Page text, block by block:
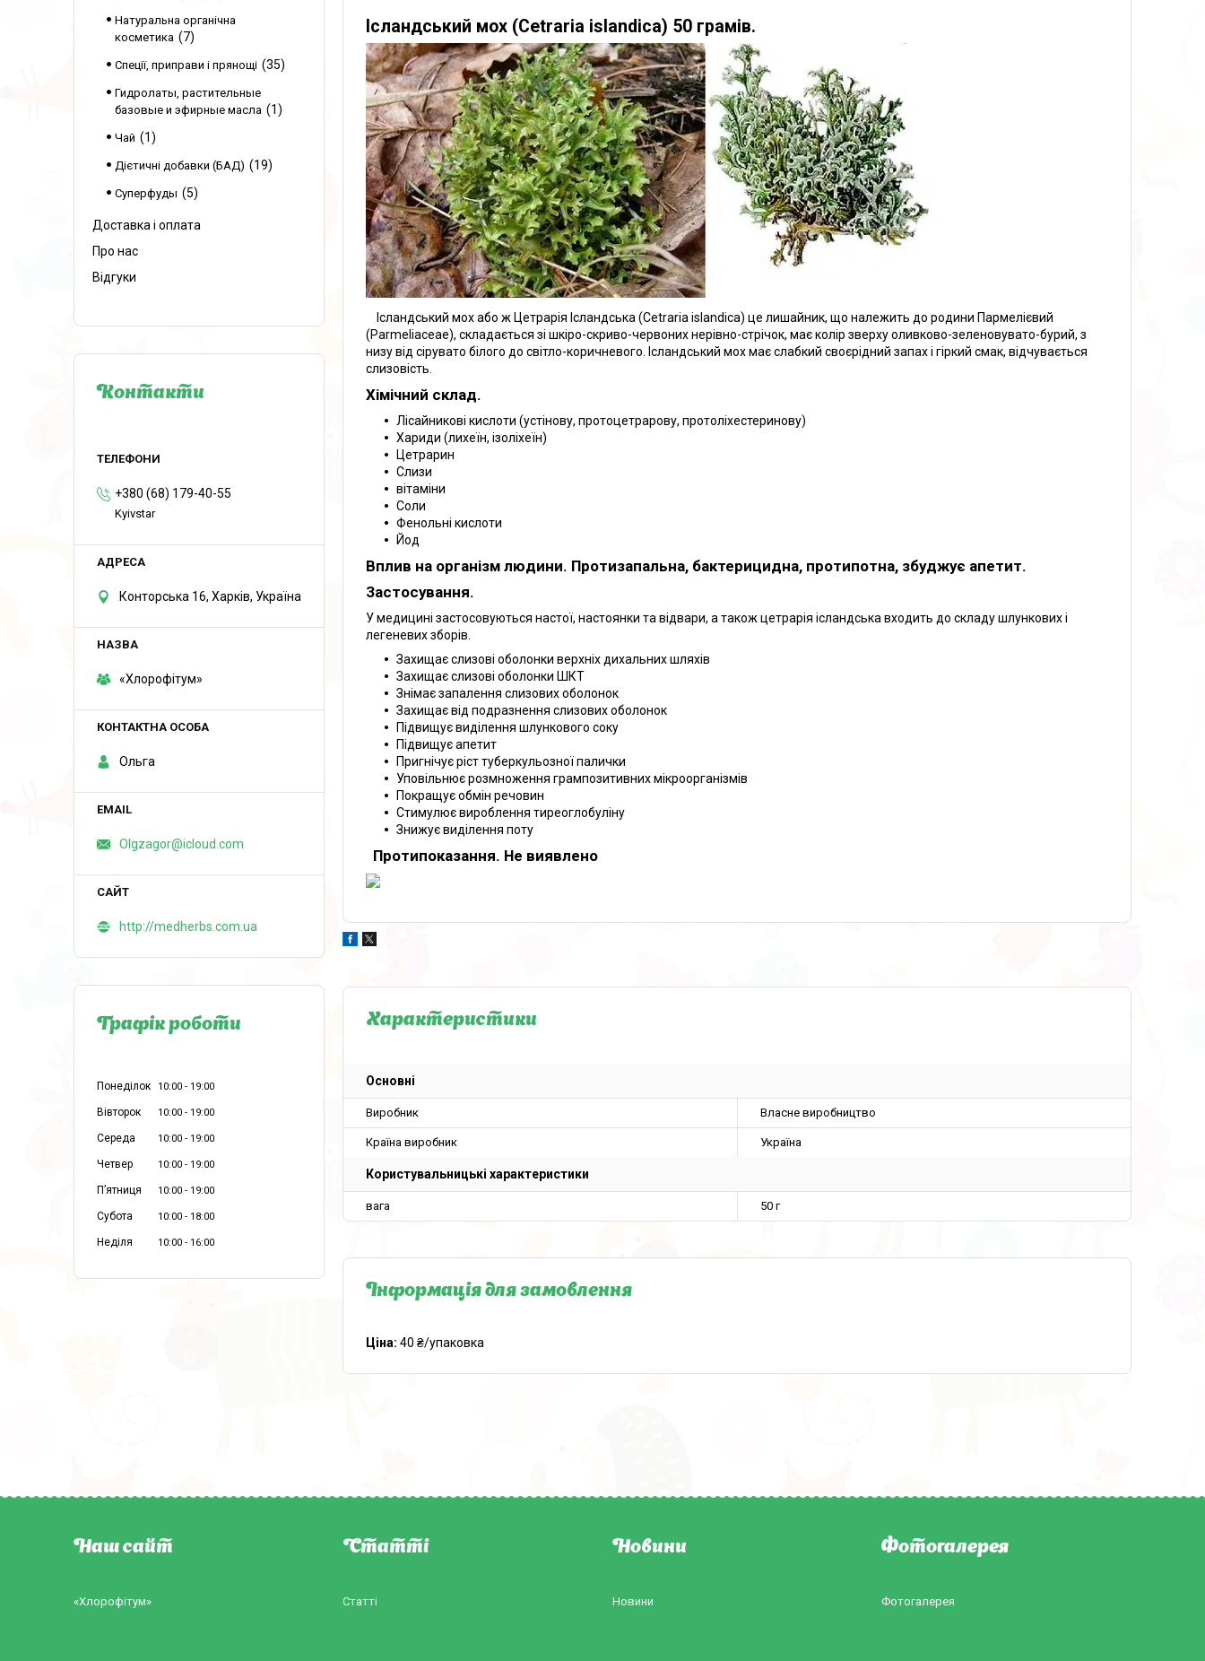
Ісландський мох (Cetraria islandica) 50 грамів.
Ісландський мох або ж Цетрарія Ісландська (Cetrariaislandica) це лишайник, що належить до родини Пармелієвий
(Parmeliaceae), складається зі шкіро-скриво-червоних нерівно-стрічок, має колір зверху оливково-зеленовувато-бурий, з
низу від сірувато білого до світло-коричневого. Ісландський мох має слабкий своєрідний запах і гіркий смак, відчувається
слизовість.
Хімічний склад.
Лісайникові кислоти (устінову, протоцетрарову, протоліхестеринову)
Хариди (лихеїн, ізоліхеїн)
Цетрарин
Слизи
вітаміни
Соли
Фенольні кислоти
Йод
Вплив на організм людини. Протизапальна, бактерицидна, протипотна, збуджує апетит.
Застосування.
У медицині застосовуються настої, настоянки та відвари, а також цетрарія ісландська входить до складу шлункових і
легеневих зборів.
Захищає слизові оболонки верхніх дихальних шляхів
Захищає слизові оболонки ШКТ
Знімає запалення слизових оболонок
Захищає від подразнення слизових оболонок
Підвищує виділення шлункового соку
Підвищує апетит
Пригнічує ріст туберкульозної палички
Уповільнює розмноження грампозитивних мікроорганізмів
Покращує обмін речовин
Стимулює вироблення тиреоглобуліну
Знижує виділення поту
Протипоказання. Не виявлено
Характеристики
Основні
Виробник Власне виробництво
Країна виробник Україна
Користувальницькі характеристики
вага 50 г
Інформація для замовлення
Ціна: 40 ₴/упаковка
Натуральна органічна
косметика
7
Спеції, приправи і прянощі 35
Гидролаты, растительные
базовые и эфирные масла
1
Чай 1
Дієтичні добавки (БАД) 19
Суперфуды 5
Доставка і оплата
Про нас
Відгуки
Контакти
+380 (68) 179-40-55
Kyivstar
Конторська 16, Харків, Україна
«Хлорофітум»
Ольга
Olgzagor@icloud.com
http://medherbs.com.ua
Графік роботи
Понеділок 10:00 19:00
Вівторок 10:00 19:00
Середа 10:00 19:00
Четвер 10:00 19:00
Пʼятниця 10:00 19:00
Субота 10:00 18:00
Неділя 10:00 16:00
Наш сайт
«Хлорофітум»
Статті
Статті
Новини
Новини
Фотогалерея
Фотогалерея